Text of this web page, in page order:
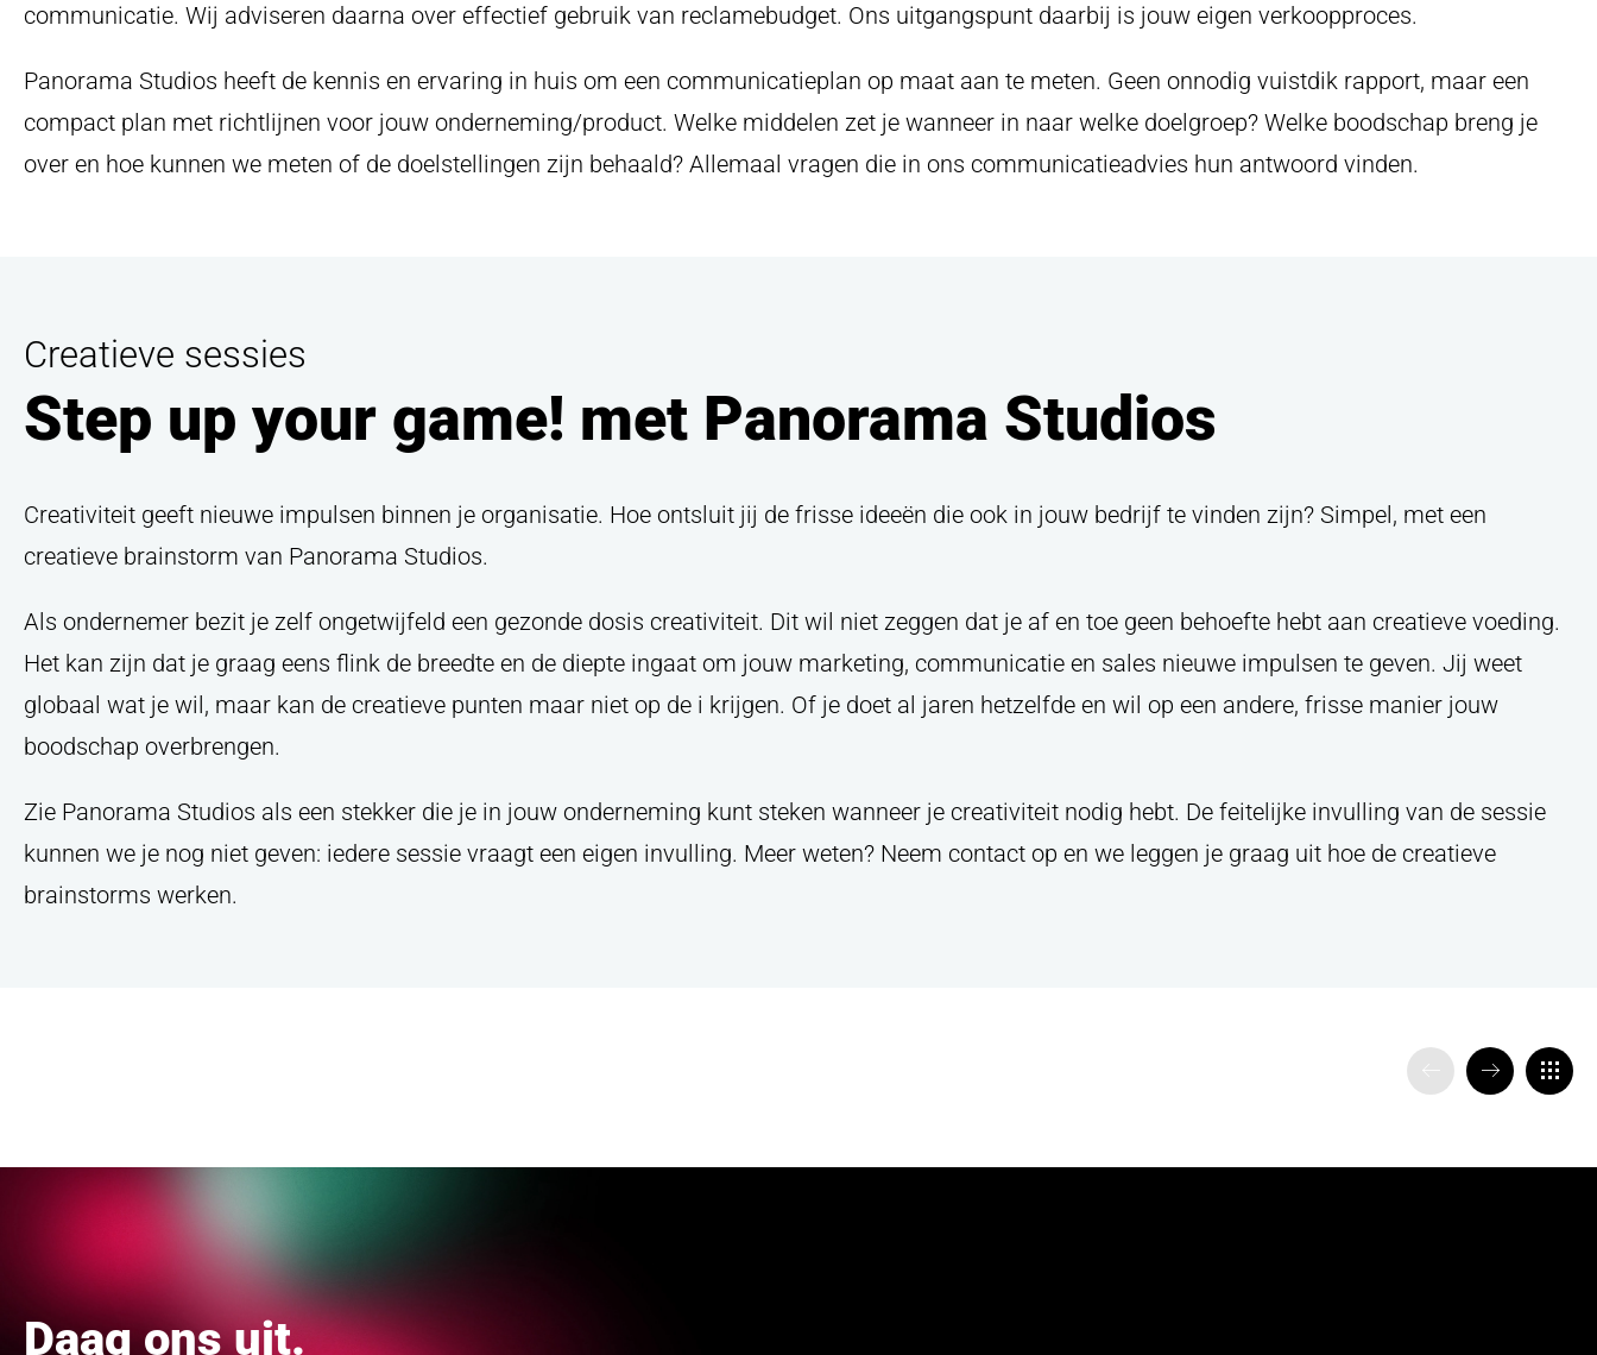
communicatie. Wij adviseren daarna over effectief gebruik van reclamebudget. Ons uitgangspunt daarbij is jouw eigen verkoopproces.
Panorama Studios heeft de kennis en ervaring in huis om een communicatieplan op maat aan te meten. Geen onnodig vuistdik rapport, maar een
compact plan met richtlijnen voor jouw onderneming/product. Welke middelen zet je wanneer in naar welke doelgroep? Welke boodschap breng je
over en hoe kunnen we meten of de doelstellingen zijn behaald? Allemaal vragen die in ons communicatieadvies hun antwoord vinden.
Creatieve sessies
Step up your game! met Panorama Studios
Creativiteit geeft nieuwe impulsen binnen je organisatie. Hoe ontsluit jij de frisse ideeën die ook in jouw bedrijf te vinden zijn? Simpel, met een
creatieve brainstorm van Panorama Studios.
Als ondernemer bezit je zelf ongetwijfeld een gezonde dosis creativiteit. Dit wil niet zeggen dat je af en toe geen behoefte hebt aan creatieve voeding.
Het kan zijn dat je graag eens flink de breedte en de diepte ingaat om jouw marketing, communicatie en sales nieuwe impulsen te geven. Jij weet
globaal wat je wil, maar kan de creatieve punten maar niet op de i krijgen. Of je doet al jaren hetzelfde en wil op een andere, frisse manier jouw
boodschap overbrengen.
Zie Panorama Studios als een stekker die je in jouw onderneming kunt steken wanneer je creativiteit nodig hebt. De feitelijke invulling van de sessie
kunnen we je nog niet geven: iedere sessie vraagt een eigen invulling. Meer weten? Neem contact op en we leggen je graag uit hoe de creatieve
brainstorms werken.
VORIGEVOLGENDE
Daag ons uit.
Ik ga akkoord met de van Panorama Studios
VERSTUUR